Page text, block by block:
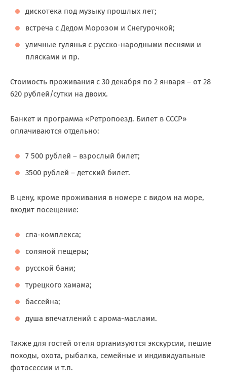
дискотека под музыку прошлых лет;
встреча с Дедом Морозом и Снегурочкой;
уличные гулянья с русско-народными песнями и
плясками и пр.
Стоимость проживания с 30 декабря по 2 января – от 28
620 рублей/сутки на двоих.
Банкет и программа «Ретропоезд. Билет в СССР»
оплачиваются отдельно:
7 500 рублей – взрослый билет;
3500 рублей – детский билет.
В цену, кроме проживания в номере с видом на море,
входит посещение:
спа-комплекса;
соляной пещеры;
русской бани;
турецкого хамама;
бассейна;
душа впечатлений с арома-маслами.
Также для гостей отеля организуются экскурсии, пешие
походы, охота, рыбалка, семейные и индивидуальные
фотосессии и т.п.